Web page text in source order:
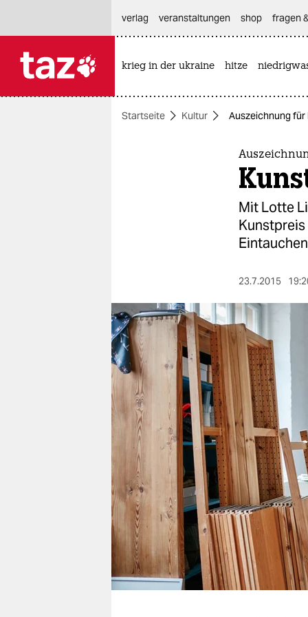
themen
berlin
nord
wahrheit
verlag
verlag
veranstaltungen
shop
fragen & hilfe
unterstützen
abo
genossenschaft
verlag
veranstaltungen shop fragen
krieg in der ukraine hitze
Startseite Kultur Auszeichnung
Mit Lotte
Kunstpreis
23.7.2015